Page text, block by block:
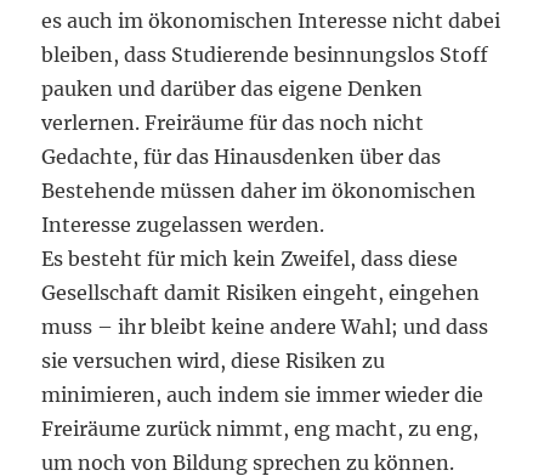
es auch im ökonomischen Interesse nicht dabei
bleiben, dass Studierende besinnungslos Stoff
pauken und darüber das eigene Denken
verlernen. Freiräume für das noch nicht
Gedachte, für das Hinausdenken über das
Bestehende müssen daher im ökonomischen
Interesse zugelassen werden.
Es besteht für mich kein Zweifel, dass diese
Gesellschaft damit Risiken eingeht, eingehen
muss – ihr bleibt keine andere Wahl; und dass
sie versuchen wird, diese Risiken zu
minimieren, auch indem sie immer wieder die
Freiräume zurück nimmt, eng macht, zu eng,
um noch von Bildung sprechen zu können.